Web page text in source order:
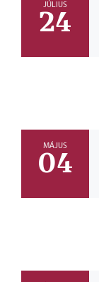
JÚLIUS
24
MÁJUS
04